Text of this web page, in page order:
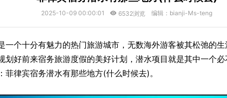
2025-10-09 00:00:01 6532浏览 编辑：bianji-Ms-teng
一个十分有魅力的热门旅游城市，无数海外游客被其松弛的
划好前来宿务旅游度假的美好计划，潜水项目就是其中一个
菲律宾宿务潜水有那些地方(什么时候去)。